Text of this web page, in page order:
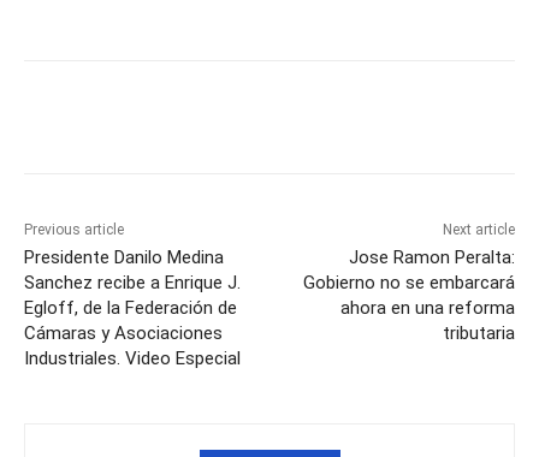
Previous article
Presidente Danilo Medina
Sanchez recibe a Enrique J.
Egloff, de la Federación de
Cámaras y Asociaciones
Industriales. Video Especial
Next article
Jose Ramon Peralta:
Gobierno no se embarcará
ahora en una reforma
tributaria